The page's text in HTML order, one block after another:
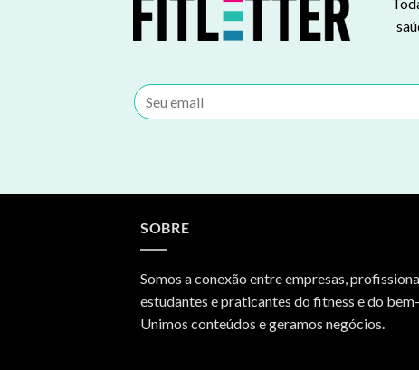
SOBRE
Somos a conexão entre empresas,
estudantes e praticantes do fitness e do
Unimos conteúdos e geramos negócios.